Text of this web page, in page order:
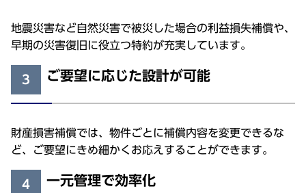
地震災害など自然災害で被災した場合の利益損失補償や、
早期の災害復旧に役立つ特約が充実しています。
3 ご要望に応じた設計が可能
財産損害補償では、物件ごとに補償内容を変更できるな
ど、ご要望にきめ細かくお応えすることができます。
4 一元管理で効率化